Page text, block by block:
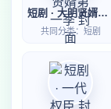
短剧 · 大明贤婿第一季
共同分类：短剧